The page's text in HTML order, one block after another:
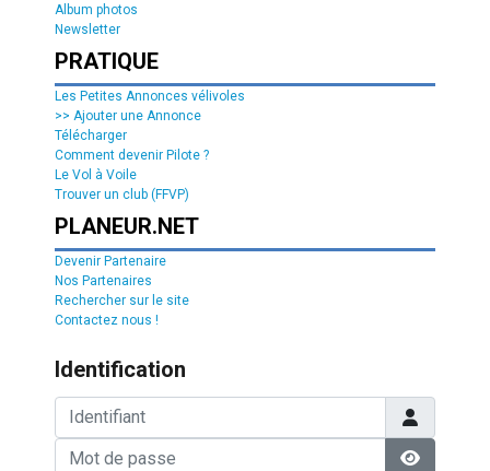
Album photos
Newsletter
PRATIQUE
Les Petites Annonces vélivoles
>> Ajouter une Annonce
Télécharger
Comment devenir Pilote ?
Le Vol à Voile
Trouver un club (FFVP)
PLANEUR.NET
Devenir Partenaire
Nos Partenaires
Rechercher sur le site
Contactez nous !
Identification
Identifiant
Mot de passe